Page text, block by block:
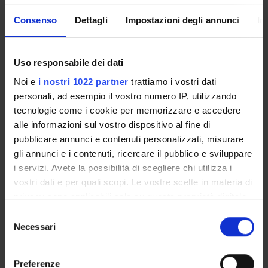
Consenso Dettagli Impostazioni degli annunci
Uso responsabile dei dati
Noi e i nostri 1022 partner trattiamo i vostri dati
personali, ad esempio il vostro numero IP, utilizzando
tecnologie come i cookie per memorizzare e accedere
alle informazioni sul vostro dispositivo al fine di
pubblicare annunci e contenuti personalizzati, misurare
gli annunci e i contenuti, ricercare il pubblico e sviluppare
i servizi. Avete la possibilità di scegliere chi utilizza i
vostri dati e per quali scopi. Le vostre scelte in materia di
privacy sono applicabili solo su questa proprietà digitale
modificare o revocare il proprio consenso in qualsiasi
momento dalla Dichiarazione sui cookie o facendo clic
delNecessari
Preferenze
AREA MIN. 07 - Scienze agrarie e veterinarie
Organizzazione di iniziative di valorizzazione,
di iniziative di valorizzazione, consultazione e condivisione
della ricerca
Sustainable Development Goals - SDGs
Questa iniziativa contribuisce al perseguimento degli
Obiettivi di Sviluppo Sostenibile dell'Agenda 2030
dell'ONU.